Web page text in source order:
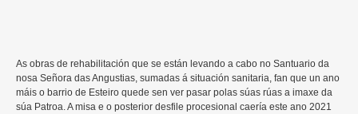
As obras de rehabilitación que se están levando a cabo no Santuario da
nosa Señora das Angustias, sumadas á situación sanitaria, fan que un ano
máis o barrio de Esteiro quede sen ver pasar polas súas rúas a imaxe da
súa Patroa. A misa e o posterior desfile procesional caería este ano 2021